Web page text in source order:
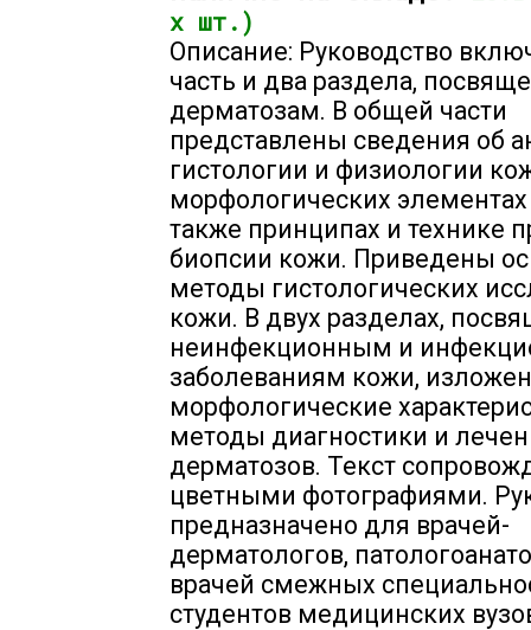
х шт.)
Описание: Руководство
часть и два раздела,
дерматозам. В общей части
представлены сведения об
гистологии и физиологии
морфологических
также принципах и технике
биопсии кожи. Приведены
методы гистологических
кожи. В двух разделах,
неинфекционным и
заболеваниям кожи,
морфологические
методы диагностики и
дерматозов. Текст
цветными фотографиями.
предназначено для врачей-
дерматологов,
врачей смежных
студентов медицинских